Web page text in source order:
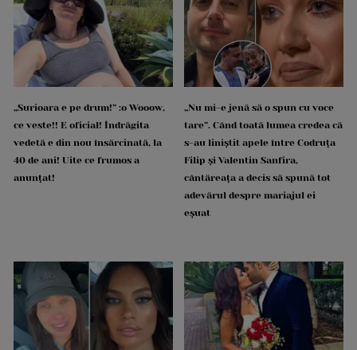
„Surioara e pe drum!” :o Wooow,
ce veste!! E oficial! Îndrăgita
vedetă e din nou însărcinată, la
40 de ani! Uite ce frumos a
anunțat!
„Nu mi-e jenă să o spun cu voce
tare”. Când toată lumea credea că
s-au liniștit apele între Codruța
Filip și Valentin Sanfira,
cântăreața a decis să spună tot
adevărul despre mariajul ei
eșuat